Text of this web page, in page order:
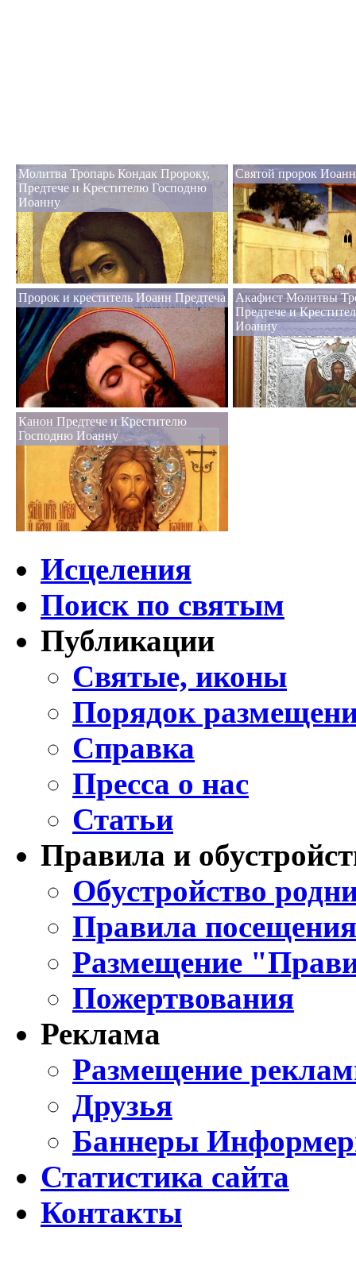
Молитва Тропарь Кондак Пророку,
Предтече и Крестителю Господню
Иоанну
Святой пророк
Пророк и креститель Иоанн Предтеча
Акафист Молитвы
Предтече и
Иоанну
Канон Предтече и Крестителю
Господню Иоанну
Исцеления
Поиск по святым
Публикации
Святые, иконы
Порядок
Справка
Пресса о нас
Статьи
Правила и
Обустройство
Правила
Размещение
Пожертвования
Реклама
Размещение
Друзья
Баннеры
Статистика сайта
Контакты